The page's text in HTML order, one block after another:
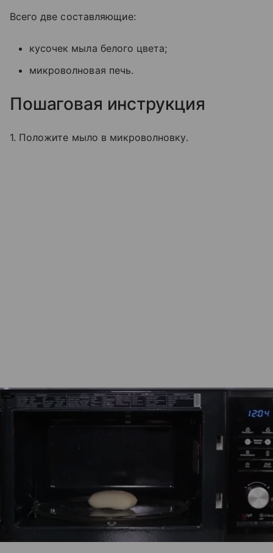
Всего две составляющие:
кусочек мыла белого цвета;
микроволновая печь.
Пошаговая инструкция
1. Положите мыло в микроволновку.